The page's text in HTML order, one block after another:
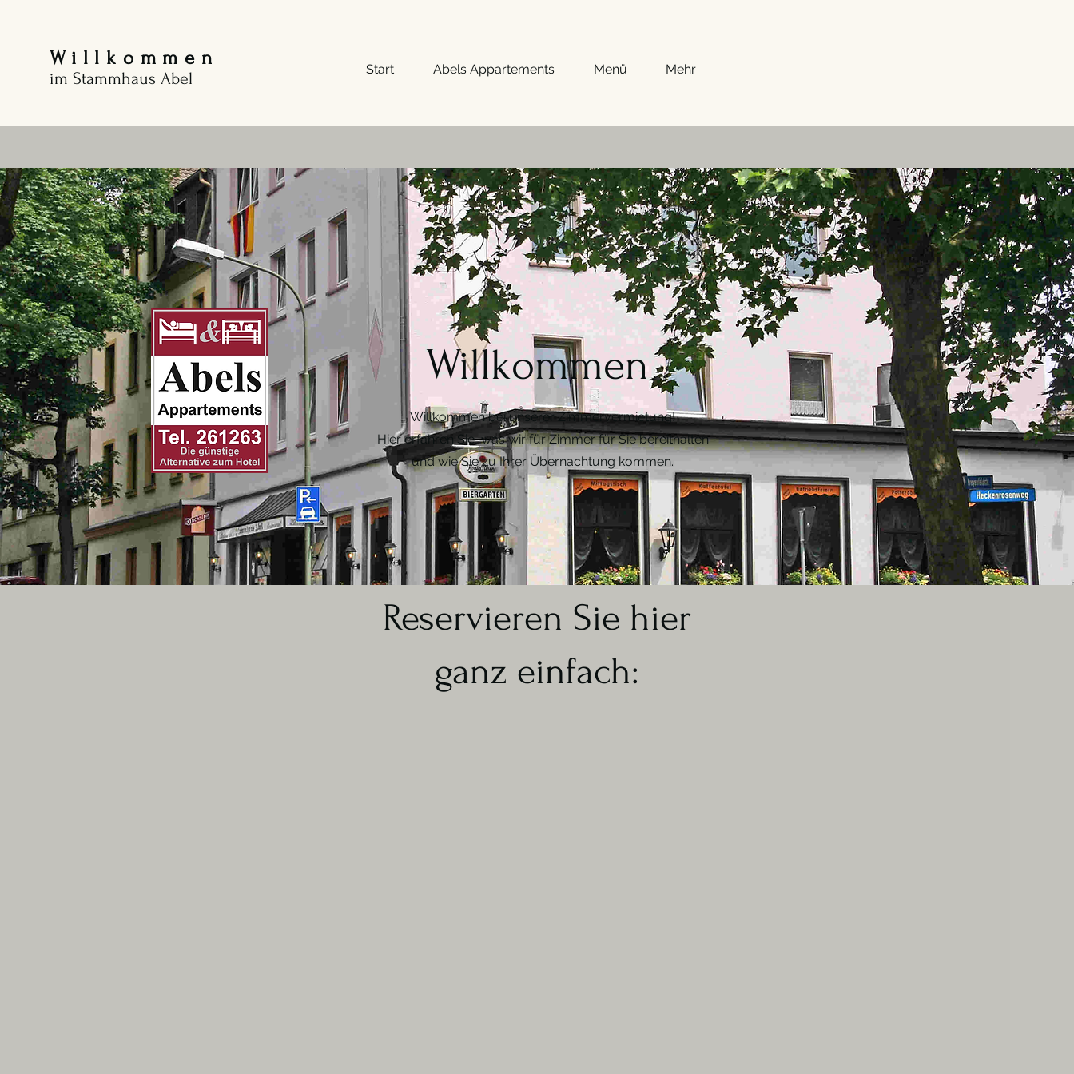
Willkommen
im Stammhaus Abel Start Abels Appartements Menü Mehr
Willkommen
Willkommen bei unserer Zimmervermietung!
Hier erfahren Sie, was wir für Zimmer für Sie bereithalten
und wie Sie zu Ihrer Übernachtung kommen.
Reservieren Sie hier
ganz einfach: